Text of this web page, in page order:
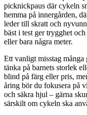
picknickpaus där cykeln
hemma på innergården,
leder till skratt och
bäst i test ger trygghet
eller bara några meter.
Ett vanligt misstag många
tänka på barnets storlek
blind på färg eller pris,
åring bör du fokusera på
och säkra hjul – gärna
särskilt om cykeln ska